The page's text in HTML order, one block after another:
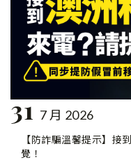
31 7 月 2026
【防詐騙溫馨提示】接
覺！